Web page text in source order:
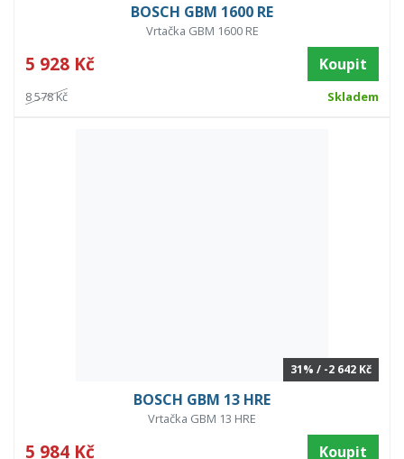
BOSCH GBM 1600 RE
Vrtačka GBM 1600 RE
5 928 Kč Koupit
8 578 Kč Skladem
31% / -2 642 Kč
BOSCH GBM 13 HRE
Vrtačka GBM 13 HRE
5 984 Kč Koupit